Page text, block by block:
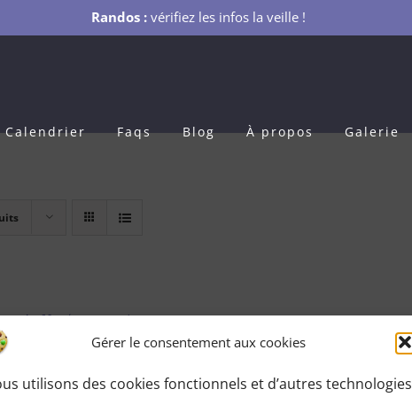
Randos : vérifiez les infos la veille !
Gérer le consentement aux cookies
utilisons des cookies fonctionnels et d’autres technologies
Calendrier Faqs Blog À propos Galerie
Adhésion 1 an
€